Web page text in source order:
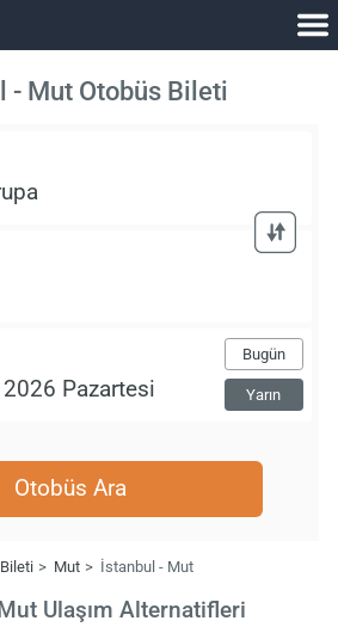
- Mut Otobüs Bileti
Bugün
Yarın
Otobüs Ara
Mut İstanbul - Mut
Ulaşım Alternatifleri